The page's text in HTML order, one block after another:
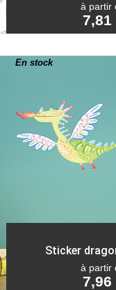
à partir
7,81
En stock
Sticker
à partir
7,96